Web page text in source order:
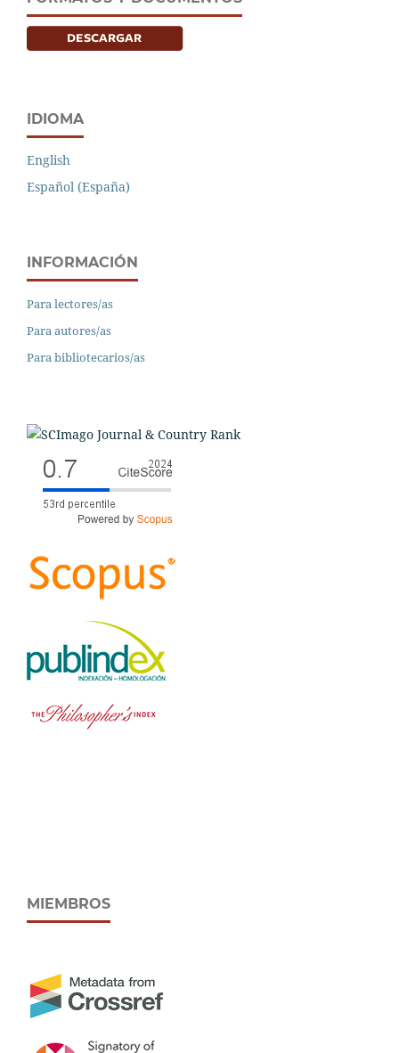
IDIOMA
English
Español (España)
INFORMACIÓN
Para lectores/as
Para autores/as
Para bibliotecarios/as
MIEMBROS